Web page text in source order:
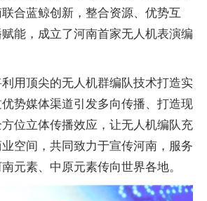
合蓝鲸创新，整合资源、优势互
能，成立了河南首家无人机表演编
用顶尖的无人机群编队技术打造实
势媒体渠道引发多向传播、打造现
位立体传播效应，让无人机编队充
空间，共同致力于宣传河南，服务
元素、中原元素传向世界各地。